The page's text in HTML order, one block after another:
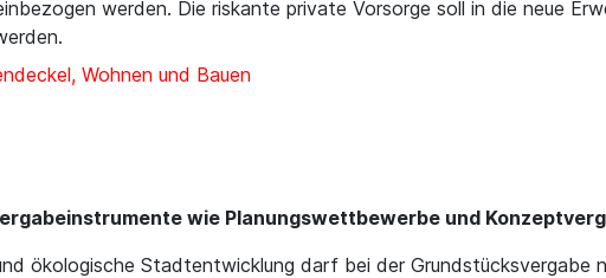
werden. Die riskante private Vorsorge soll in die neue
Wohnen und Bauen
wie Planungswettbewerbe und
ökologische Stadtentwicklung darf bei der Grundstücksvergabe